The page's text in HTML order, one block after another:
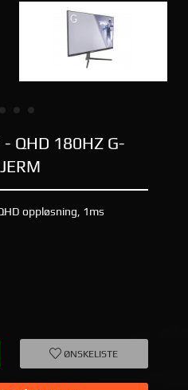
QHD 180HZ G-
oppløsning, 1ms
ØNSKELISTE